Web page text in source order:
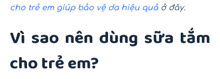
cho trẻ em giúp bảo vệ da hiệu quả ở đây.
Vì sao nên dùng sữa tắm
cho trẻ em?